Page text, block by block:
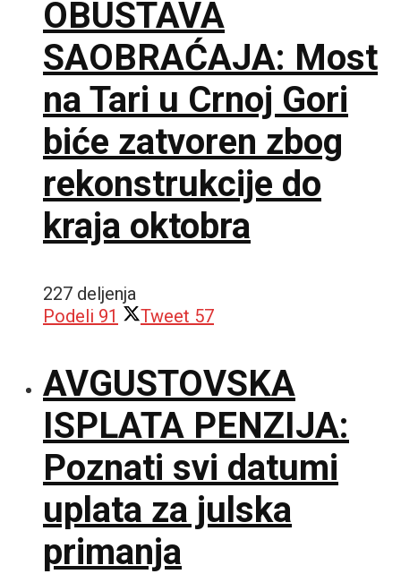
OBUSTAVA
SAOBRAĆAJA: Most
na Tari u Crnoj Gori
biće zatvoren zbog
rekonstrukcije do
kraja oktobra
227 deljenja
Podeli 91 Tweet 57
AVGUSTOVSKA
ISPLATA PENZIJA:
Poznati svi datumi
uplata za julska
primanja